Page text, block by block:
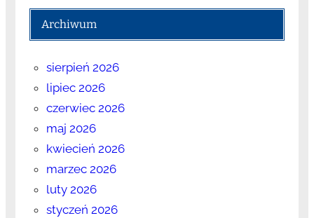
Archiwum
sierpień 2026
lipiec 2026
czerwiec 2026
maj 2026
kwiecień 2026
marzec 2026
luty 2026
styczeń 2026